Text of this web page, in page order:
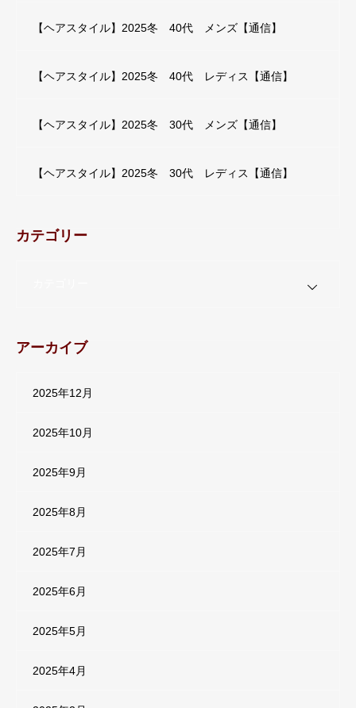
【ヘアスタイル】2025冬 40代 メンズ【通信】
【ヘアスタイル】2025冬 40代 レディス【通信】
【ヘアスタイル】2025冬 30代 メンズ【通信】
【ヘアスタイル】2025冬 30代 レディス【通信】
カテゴリー
アーカイブ
2025年12月
2025年10月
2025年9月
2025年8月
2025年7月
2025年6月
2025年5月
2025年4月